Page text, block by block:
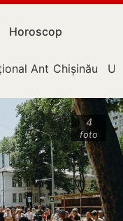
Horoscop
Anticorupție
Chișinău
4
foto